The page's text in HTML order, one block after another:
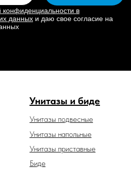
конфиденциальности в
данных и даю свое согласие на
Унитазы и биде
Унитазы подвесные
Унитазы напольные
Унитазы приставные
Биде